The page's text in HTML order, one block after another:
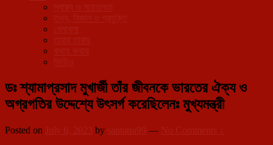
স্বাস্থ্য ও সচেতনতা
তথ্য, বিজ্ঞান ও প্রযুক্তি
খেলাধূলা
তারায় তারায়
কথায় কথায়
ডঃ শ্যামাপ্রসাদ মুখার্জী তাঁর জীবনকে ভারতের ঐক্য ও
অগ্রগতির উদ্দেশ্যে উৎসর্গ করেছিলেনঃ মুখ্যমন্ত্রী
Posted on July 6, 2023 by santanu99 — No Comments ↓